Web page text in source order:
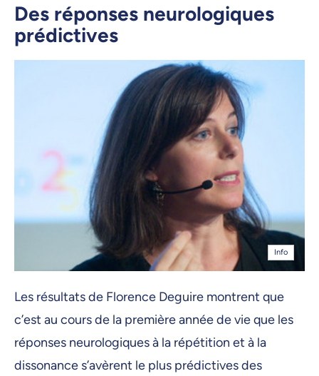
Des réponses neurologiques
prédictives
Info
Les résultats de Florence Deguire montrent que
c’est au cours de la première année de vie que les
réponses neurologiques à la répétition et à la
dissonance s’avèrent le plus prédictives des